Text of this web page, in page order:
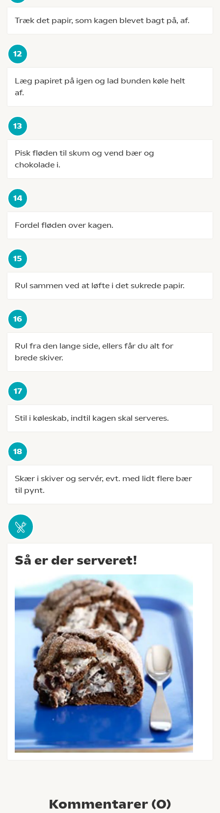
Træk det papir, som kagen blevet bagt på, af.
Læg papiret på igen og lad bunden køle helt
af.
Pisk fløden til skum og vend bær og
chokolade i.
Fordel fløden over kagen.
Rul sammen ved at løfte i det sukrede papir.
Rul fra den lange side, ellers får du alt for
brede skiver.
Stil i køleskab, indtil kagen skal serveres.
Skær i skiver og servér, evt. med lidt flere bær
til pynt.
Så er der serveret!
Kommentarer (0)